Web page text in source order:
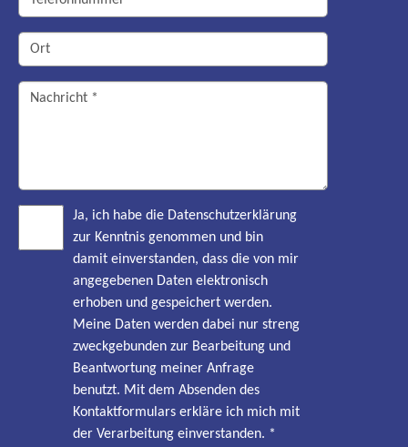
Ja, ich habe die Datenschutzerklärung
zur Kenntnis genommen und bin
damit einverstanden, dass die von mir
angegebenen Daten elektronisch
erhoben und gespeichert werden.
Meine Daten werden dabei nur streng
zweckgebunden zur Bearbeitung und
Beantwortung meiner Anfrage
benutzt. Mit dem Absenden des
Kontaktformulars erkläre ich mich mit
der Verarbeitung einverstanden. *